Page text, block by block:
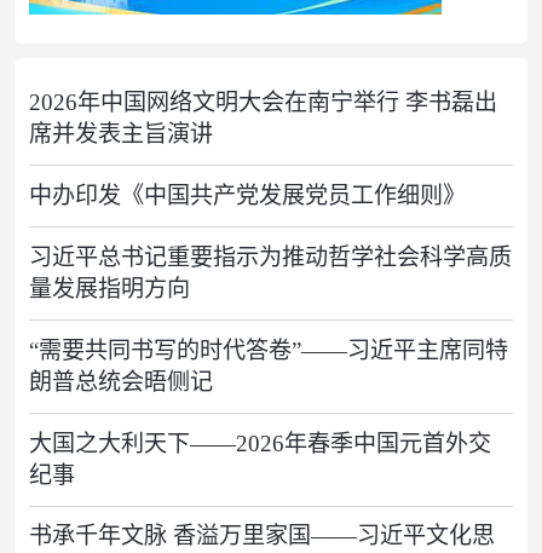
2026年中国网络文明大会在南宁举行 李书磊出
席并发表主旨演讲
中办印发《中国共产党发展党员工作细则》
习近平总书记重要指示为推动哲学社会科学高质
量发展指明方向
“需要共同书写的时代答卷”——习近平主席同特
朗普总统会晤侧记
大国之大利天下——2026年春季中国元首外交
纪事
书承千年文脉 香溢万里家国——习近平文化思